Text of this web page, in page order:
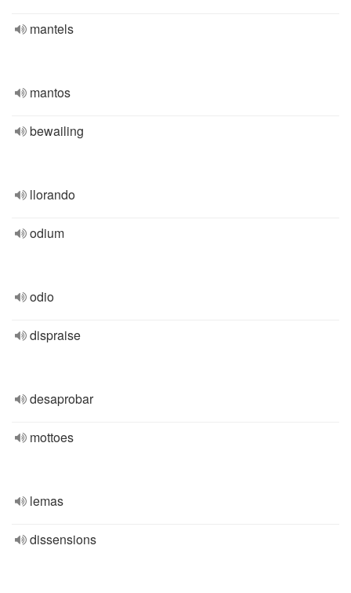
mantels
mantos
bewailing
llorando
odium
odio
dispraise
desaprobar
mottoes
lemas
dissensions